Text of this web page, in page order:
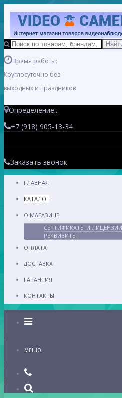
Время работы:
Круглосуточно без
выходных и праздников
Определение...
+7 (918) 905-13-34
Заказать звонок
ГЛАВНАЯ
КАТАЛОГ
О МАГАЗИНЕ
СЕРТИФИКАТЫ И ЛИЦЕНЗИИ
РЕКВИЗИТЫ
ОПЛАТА
ДОСТАВКА
ГАРАНТИЯ
КОНТАКТЫ
Каталог
МЕНЮ